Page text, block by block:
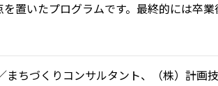
置いたプログラムです。最終的には卒
ちづくりコンサルタント、（株）計画